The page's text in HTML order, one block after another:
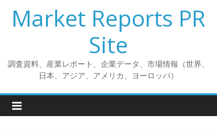
プ
Market Reports PR
Site
調査資料、産業レポート、企業データ、市場情報（世界、
日本、アジア、アメリカ、ヨーロッパ）